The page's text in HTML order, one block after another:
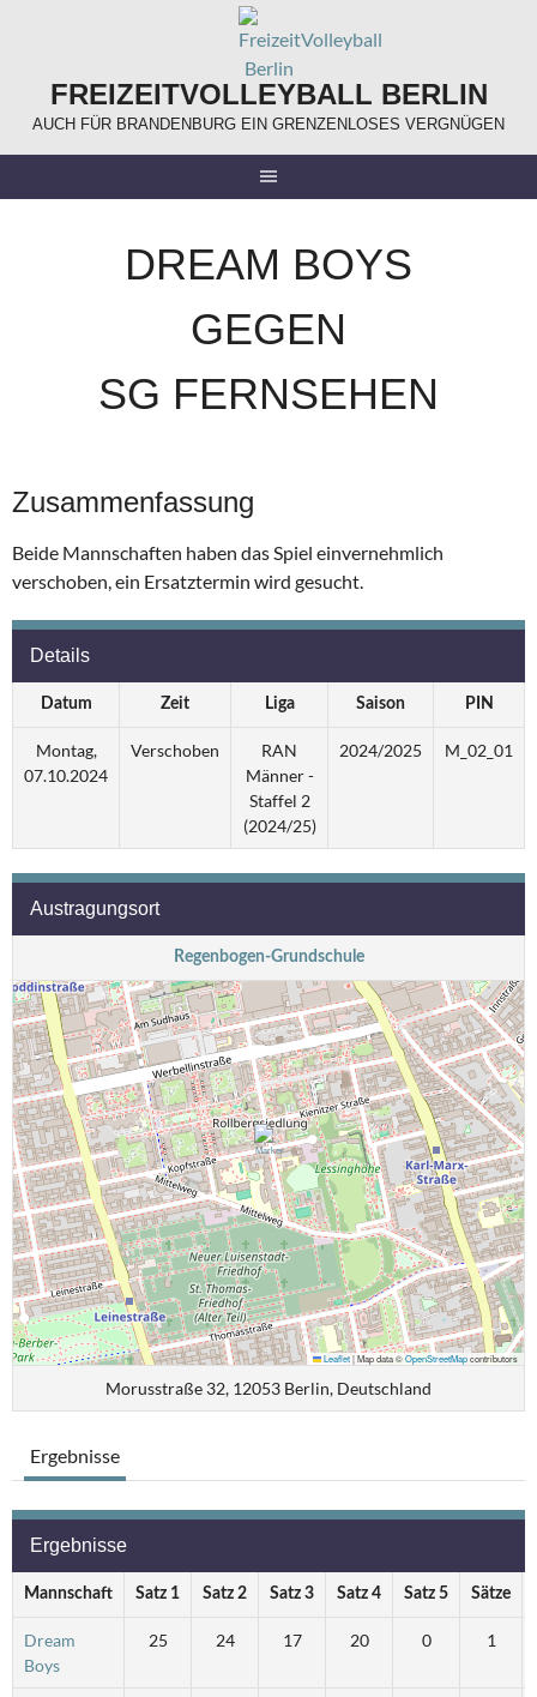
FREIZEITVOLLEYBALL BERLIN
AUCH FÜR BRANDENBURG EIN GRENZENLOSES VERGNÜGEN
DREAM BOYS
GEGEN
SG FERNSEHEN
Zusammenfassung
Beide Mannschaften haben das Spiel einvernehmlich
verschoben, ein Ersatztermin wird gesucht.
Details
Datum Zeit Liga Saison PIN
Montag,
07.10.2024
Verschoben
RAN
Männer -
Staffel 2
(2024/25)
2024/2025 M_02_01
Austragungsort
Regenbogen-Grundschule
Leaflet|Map data ©OpenStreetMapcontributors
Morusstraße 32, 12053 Berlin, Deutschland
Ergebnisse
Ergebnisse
Mannschaft Satz 1 Satz 2 Satz 3 Satz 4 Satz 5 Sätze
Dream
Boys
25 24 17 20 0 1